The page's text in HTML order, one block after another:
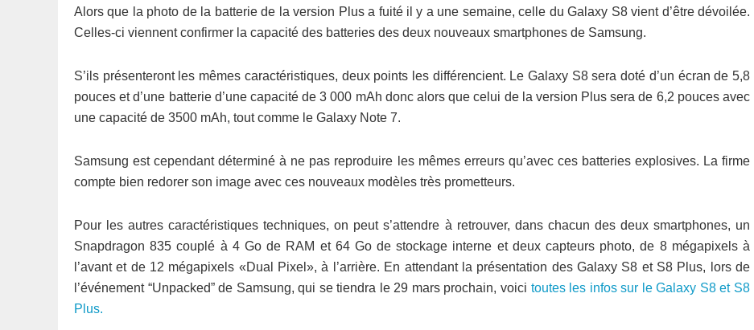
Alors que la photo de la batterie de la version Plus a fuité il y a une semaine, celle du Galaxy S8 vient d’être dévoilée.
Celles-ci viennent confirmer la capacité des batteries des deux nouveaux smartphones de Samsung.
S’ils présenteront les mêmes caractéristiques, deux points les différencient. Le Galaxy S8 sera doté d’un écran de 5,8
pouces et d’une batterie d’une capacité de 3 000 mAh donc alors que celui de la version Plus sera de 6,2 pouces avec
une capacité de 3500 mAh, tout comme le Galaxy Note 7.
Samsung est cependant déterminé à ne pas reproduire les mêmes erreurs qu’avec ces batteries explosives. La firme
compte bien redorer son image avec ces nouveaux modèles très prometteurs.
Pour les autres caractéristiques techniques, on peut s’attendre à retrouver, dans chacun des deux smartphones, un
Snapdragon 835 couplé à 4 Go de RAM et 64 Go de stockage interne et deux capteurs photo, de 8 mégapixels à
l’avant et de 12 mégapixels «Dual Pixel», à l’arrière. En attendant la présentation des Galaxy S8 et S8 Plus, lors de
l’événement “Unpacked” de Samsung, qui se tiendra le 29 mars prochain, voici toutes les infos sur le Galaxy S8 et S8
Plus.